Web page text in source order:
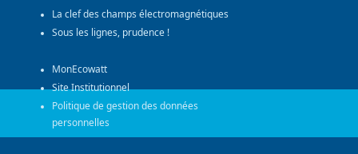
La clef des champs électromagnétiques
Sous les lignes, prudence !
MonEcowatt
Site Institutionnel
Politique de gestion des données
personnelles